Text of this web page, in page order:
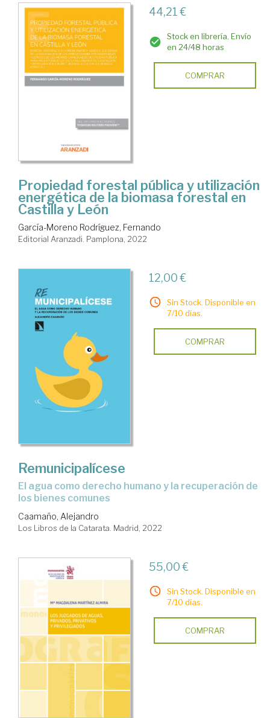
44,21 €
Stock en librería. Envío
en 24/48 horas
COMPRAR
Propiedad forestal pública y utilización
energética de la biomasa forestal en
Castilla y León
García-Moreno Rodríguez, Fernando
Editorial Aranzadi. Pamplona, 2022
12,00 €
Sin Stock. Disponible en
7/10 días.
COMPRAR
Remunicipalícese
el agua como derecho humano y la recuperación de
los bienes comunes
Caamaño, Alejandro
Los Libros de la Catarata. Madrid, 2022
55,00 €
Sin Stock. Disponible en
7/10 días.
COMPRAR